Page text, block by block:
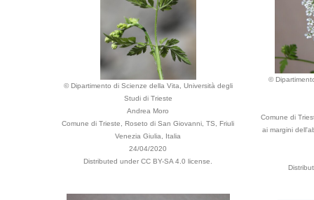
© Dipartimento di Scienze della Vita, Università degli
Studi di Trieste
Andrea Moro
Comune di Trieste, Roseto di San Giovanni, TS, Friuli
Venezia Giulia, Italia
24/04/2020
Distributed under CC BY-SA 4.0 license.
©
Comune di
ai margini